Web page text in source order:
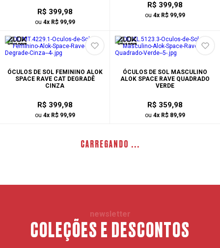
R$ 399,98
ou 4x R$ 99,99
R$ 399,98
ou 4x R$ 99,99
ÓCULOS DE SOL FEMININO ALOK
SPACE RAVE CAT DEGRADÊ
CINZA
R$ 399,98
ou 4x R$ 99,99
ÓCULOS DE SOL MASCULINO
ALOK SPACE RAVE QUADRADO
VERDE
R$ 359,98
ou 4x R$ 89,99
CARREGANDO ...
newsletter
COLEÇÕES E DESCONTOS